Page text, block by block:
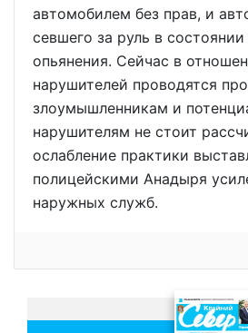
автомобилем без прав, и
севшего за руль в состоянии
опьянения. Сейчас в
нарушителей проводятся
злоумышленникам и
нарушителям не стоит
ослабление практики
полицейскими Анадыря
наружных служб.